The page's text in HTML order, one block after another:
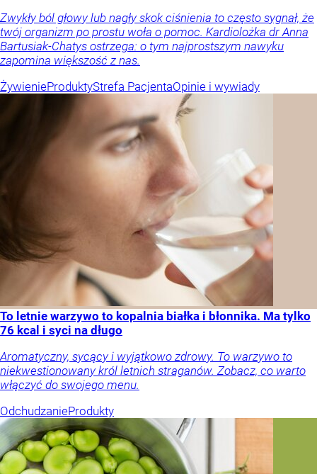
Zwykły ból głowy lub nagły skok ciśnienia to często sygnał, że
twój organizm po prostu woła o pomoc. Kardiolożka dr Anna
Bartusiak-Chatys ostrzega: o tym najprostszym nawyku
zapomina większość z nas.
ŻywienieProduktyStrefa PacjentaOpinie i wywiady
To letnie warzywo to kopalnia białka i błonnika. Ma tylko
76 kcal i syci na długo
Aromatyczny, sycący i wyjątkowo zdrowy. To warzywo to
niekwestionowany król letnich straganów. Zobacz, co warto
włączyć do swojego menu.
OdchudzanieProdukty